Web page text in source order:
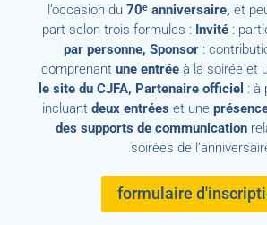
participer à la grande soirée de
l’occasion du70ᵉ anniversaire, et
part selon trois formules :Invité:
par personne,Sponsor:
comprenantune entréeà la soirée et
le site du CJFA,Partenaire officiel: à
incluantdeux entréeset une
des supports de communication
formulaire